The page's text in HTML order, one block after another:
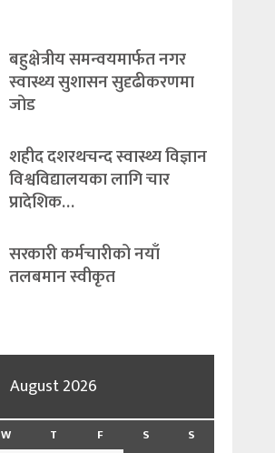
बहुक्षेत्रीय समन्वयमार्फत नगर
स्वास्थ्य सुशासन सुदृढीकरणमा
जोड
शहीद दशरथचन्द स्वास्थ्य विज्ञान
विश्वविद्यालयका लागि चार
प्रादेशिक…
सरकारी कर्मचारीको नयाँ
तलबमान स्वीकृत
August 2026
W T F S
S